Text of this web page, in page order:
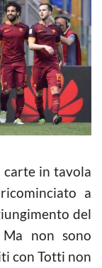
carte in tavola
a
del
non sono
con Totti non